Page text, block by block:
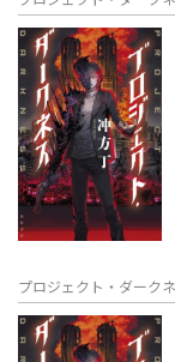
プロジェクト・ダーク